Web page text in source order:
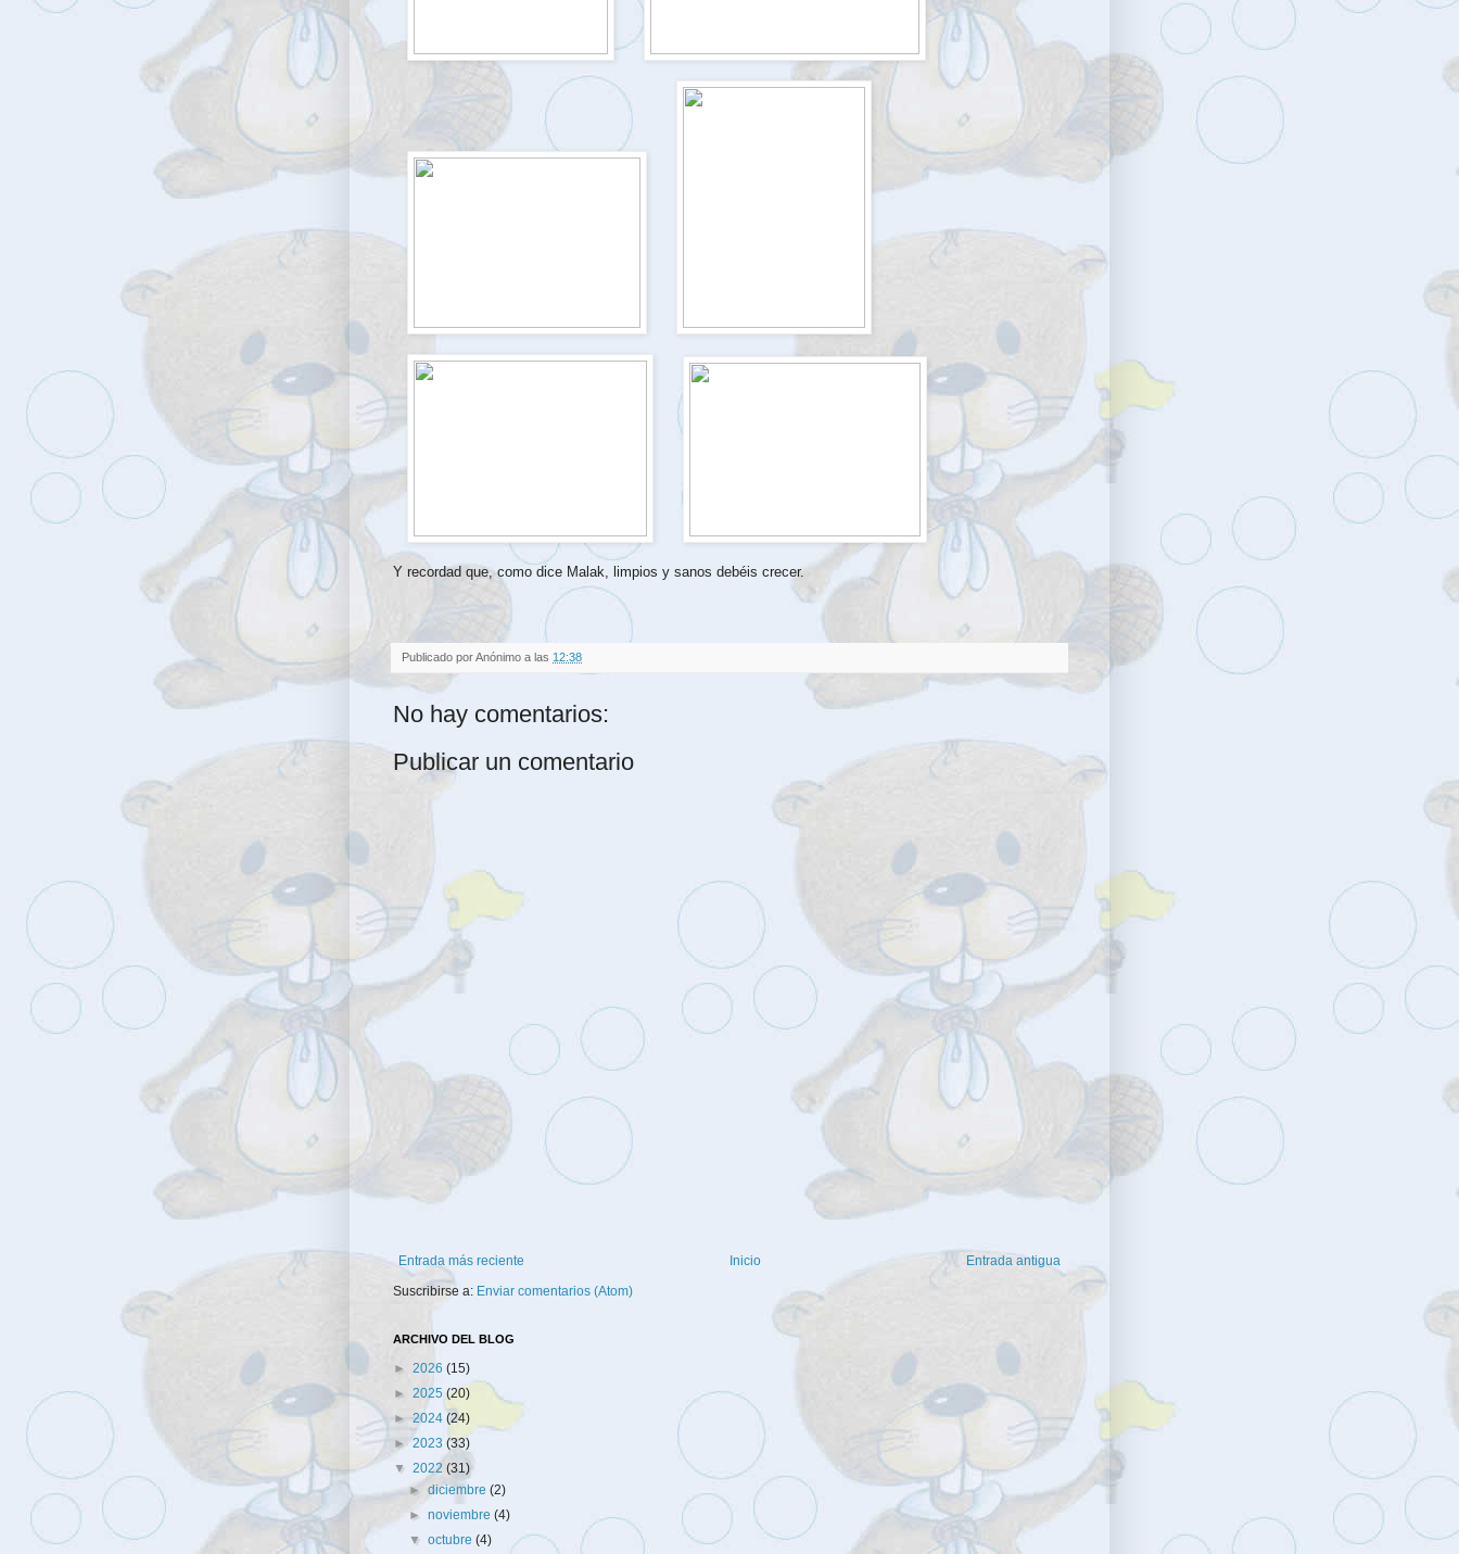
Y recordad que, como dice Malak, limpios y sanos debéis crecer.
Publicado porAnónimo a las 12:38
No hay comentarios:
Publicar un comentario
Entrada más reciente Entrada antigua
Inicio
Suscribirse a: Enviar comentarios (Atom)
ARCHIVO DEL BLOG
► 2026 (15)
► 2025(20)
►2024 (24)
► 2023 (33)
▼ 2022 (31)
►diciembre(2)
►noviembre(4)
▼octubre(4)